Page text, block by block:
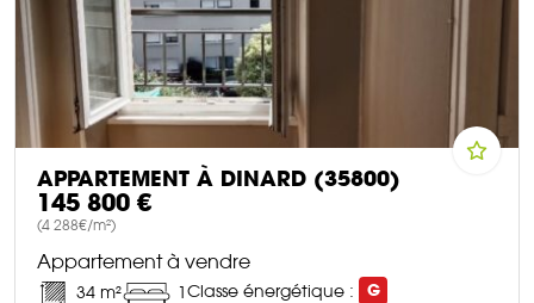
APPARTEMENT À DINARD (35800)
145 800 €
(4 288€/m²)
Appartement à vendre
34 m² 1Classe énergétique : G